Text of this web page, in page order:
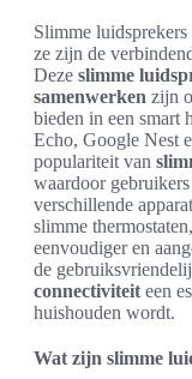
Slimme
ze zijn de
Deze slimme
samenwerken zijn
bieden in een smart
Echo, Google Nest
populariteit van
waardoor
verschillende
slimme
eenvoudiger en
de
connectiviteit een
huishouden wordt.
Wat zijn slimme